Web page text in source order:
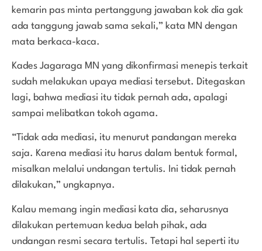
kemarin pas minta pertanggung jawaban kok dia gak
ada tanggung jawab sama sekali,” kata MN dengan
mata berkaca-kaca.
Kades Jagaraga MN yang dikonfirmasi menepis terkait
sudah melakukan upaya mediasi tersebut. Ditegaskan
lagi, bahwa mediasi itu tidak pernah ada, apalagi
sampai melibatkan tokoh agama.
“Tidak ada mediasi, itu menurut pandangan mereka
saja. Karena mediasi itu harus dalam bentuk formal,
misalkan melalui undangan tertulis. Ini tidak pernah
dilakukan,” ungkapnya.
Kalau memang ingin mediasi kata dia, seharusnya
dilakukan pertemuan kedua belah pihak, ada
undangan resmi secara tertulis. Tetapi hal seperti itu